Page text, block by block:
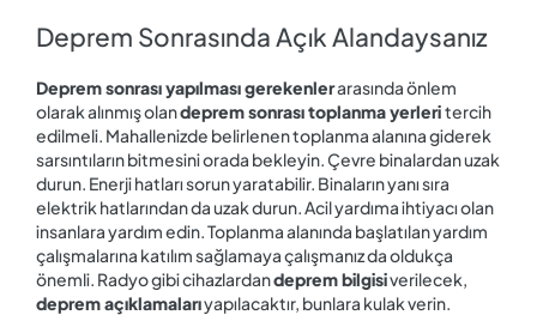
Deprem Sonrasında Açık Alandaysanız
Deprem sonrası yapılması gerekenlerarasında önlem
olarak alınmış olandeprem sonrası toplanma yerleritercih
edilmeli. Mahallenizde belirlenen toplanma alanına giderek
sarsıntıların bitmesini orada bekleyin. Çevre binalardan uzak
durun. Enerji hatları sorun yaratabilir. Binaların yanı sıra
elektrik hatlarından da uzak durun. Acil yardıma ihtiyacı olan
insanlara yardım edin. Toplanma alanında başlatılan yardım
çalışmalarına katılım sağlamaya çalışmanız da oldukça
önemli. Radyo gibi cihazlardandeprem bilgisiverilecek,
deprem açıklamalarıyapılacaktır, bunlara kulak verin.